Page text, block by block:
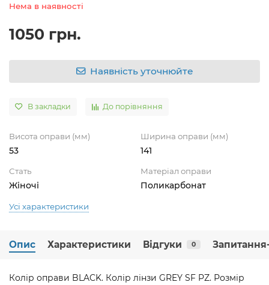
Нема в наявності
1050 грн.
Наявність уточнюйте
В закладки До порівняння
Висота оправи (мм)
53
Ширина оправи (мм)
141
Стать
Жіночі
Матеріал оправи
Поликарбонат
Усі характеристики
Опис Характеристики Відгуки 0
Колір оправи BLACK. Колір лінзи GREY SF PZ. Розмір